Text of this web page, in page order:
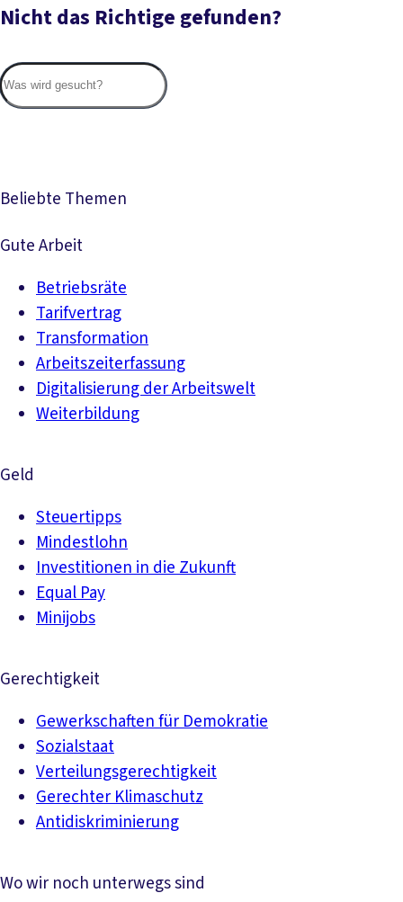
Nicht das Richtige gefunden?
Beliebte Themen
Gute Arbeit
Betriebsräte
Tarifvertrag
Transformation
Arbeitszeiterfassung
Digitalisierung der Arbeitswelt
Weiterbildung
Geld
Steuertipps
Mindestlohn
Investitionen in die Zukunft
Equal Pay
Minijobs
Gerechtigkeit
Gewerkschaften für Demokratie
Sozialstaat
Verteilungsgerechtigkeit
Gerechter Klimaschutz
Antidiskriminierung
Wo wir noch unterwegs sind